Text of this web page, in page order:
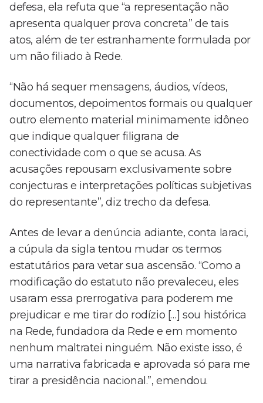
defesa, ela refuta que “a representação não
apresenta qualquer prova concreta” de tais
atos, além de ter estranhamente formulada por
um não filiado à Rede.
“Não há sequer mensagens, áudios, vídeos,
documentos, depoimentos formais ou qualquer
outro elemento material minimamente idôneo
que indique qualquer filigrana de
conectividade com o que se acusa. As
acusações repousam exclusivamente sobre
conjecturas e interpretações políticas subjetivas
do representante”, diz trecho da defesa.
Antes de levar a denúncia adiante, conta Iaraci,
a cúpula da sigla tentou mudar os termos
estatutários para vetar sua ascensão. “Como a
modificação do estatuto não prevaleceu, eles
usaram essa prerrogativa para poderem me
prejudicar e me tirar do rodízio […] sou histórica
na Rede, fundadora da Rede e em momento
nenhum maltratei ninguém. Não existe isso, é
uma narrativa fabricada e aprovada só para me
tirar a presidência nacional.”, emendou.